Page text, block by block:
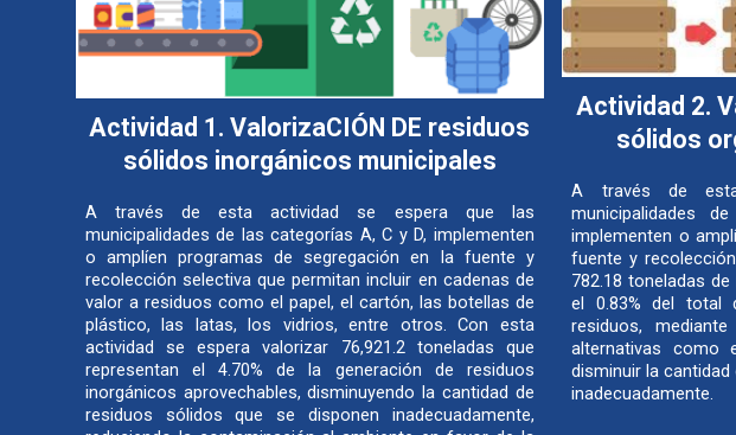
Actividad 1. ValorizaCIÓN DE residuos
sólidos inorgánicos municipales
A través de esta actividad se espera que las
municipalidades de las categorías A, C y D, implementen
o amplíen programas de segregación en la fuente y
recolección selectiva que permitan incluir en cadenas de
valor a residuos como el papel, el cartón, las botellas de
plástico, las latas, los vidrios, entre otros. Con esta
actividad se espera valorizar 76,921.2 toneladas que
representan el 4.70% de la generación de residuos
inorgánicos aprovechables, disminuyendo la cantidad de
residuos sólidos que se disponen inadecuadamente,
Actividad 2.
sólidos
A través de
municipalidades
implementen o
fuente y
782.18 toneladas
el 0.83% del total
residuos,
alternativas como
disminuir la
inadecuadamente.